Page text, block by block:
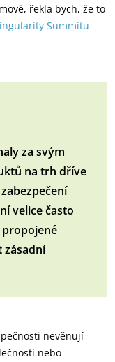
řekla bych, že to
Summitu
za svým
na trh dříve
velice často
zásadní
nevěnují
nebo